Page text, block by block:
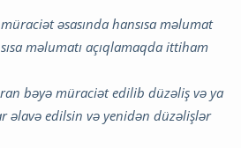
əsasında hansısa məlumat
məlumatı açıqlamaqda ittiham
bəyə müraciət edilib düzəliş və ya
əlavə edilsin və yenidən düzəlişlər